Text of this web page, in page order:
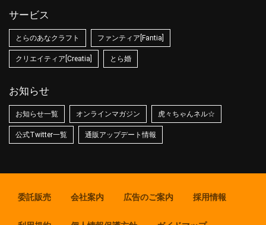
サービス
とらのあなクラフト ファンティア[Fantia]
クリエイティア[Creatia] とら婚
お知らせ
お知らせ一覧 オンラインマガジン 虎々ちゃんネル☆
公式Twitter一覧 通販アップデート情報
委託販売 会社案内 広告のご案内 採用情報